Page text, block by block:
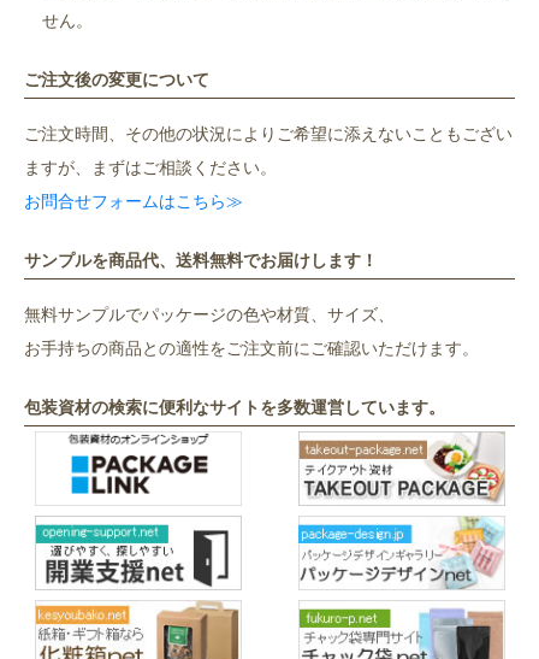
せん。
ご注文後の変更について
ご注文時間、その他の状況によりご希望に添えないこともござい
ますが、まずはご相談ください。
お問合せフォームはこちら≫
サンプルを商品代、送料無料でお届けします！
無料サンプルでパッケージの色や材質、サイズ、
お手持ちの商品との適性をご注文前にご確認いただけます。
包装資材の検索に便利なサイトを多数運営しています。